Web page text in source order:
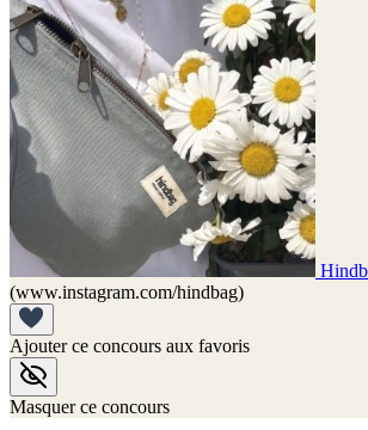
(www.instagram.com/hindbag)
Ajouter ce concours aux favoris
Masquer ce concours